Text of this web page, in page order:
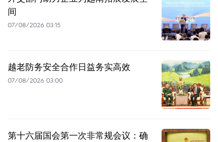
间
07/08/2026 03:15
越老防务安全合作日益务实高效
07/08/2026 03:00
第十六届国会第一次非常规会议：确